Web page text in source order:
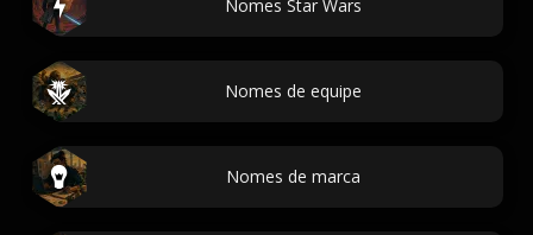
Nomes Star Wars
Nomes de equipe
Nomes de marca